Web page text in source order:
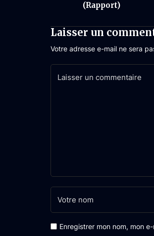
(Rapport)
Laisser un
Votre adresse e-mail ne sera
Enregistrer mon nom, mon